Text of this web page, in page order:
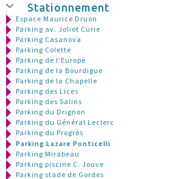
Stationnement
Espace Maurice Druon
Parking av. Joliot Curie
Parking Casanova
Parking Colette
Parking de l’Europe
Parking de la Bourdigue
Parking de la Chapelle
Parking des Lices
Parking des Salins
Parking du Drignon
Parking du Général Leclerc
Parking du Progrès
Parking Lazare Ponticelli
Parking Mirabeau
Parking piscine C. Jouve
Parking stade de Gordes